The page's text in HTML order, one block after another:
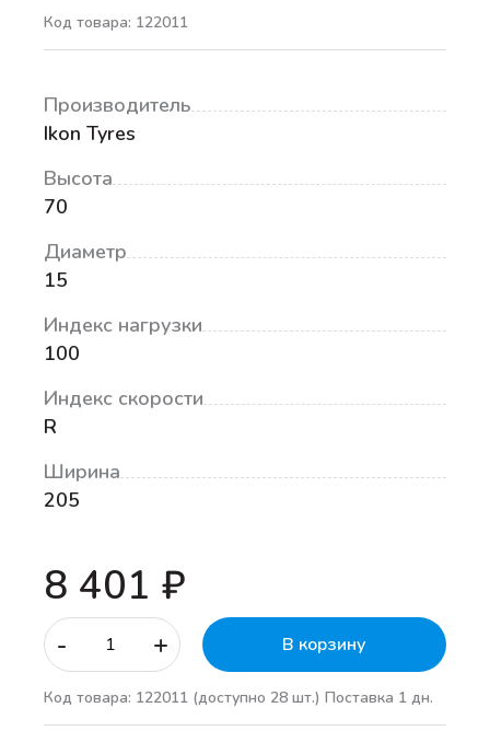
Код товара: 122011
Производитель
Ikon Tyres
Высота
70
Диаметр
15
Индекс нагрузки
100
Индекс скорости
R
Ширина
205
8 401 ₽
- + В корзину
Код товара: 122011 (доступно 28 шт.) Поставка 1 дн.